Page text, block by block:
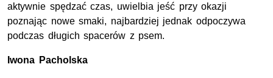
aktywnie spędzać czas, uwielbia jeść przy okazji
poznając nowe smaki, najbardziej jednak odpoczywa
podczas długich spacerów z psem.
Iwona Pacholska